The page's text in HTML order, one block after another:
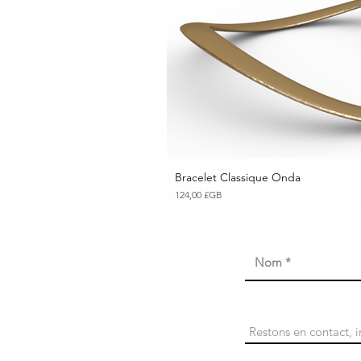
Bracelet Classique Onda
Prix
124,00 £GB